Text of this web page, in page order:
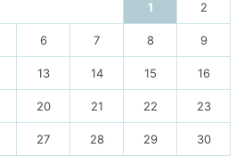
1 2
6 7 8 9
13 14 15 16
20 21 22 23
27 28 29 30